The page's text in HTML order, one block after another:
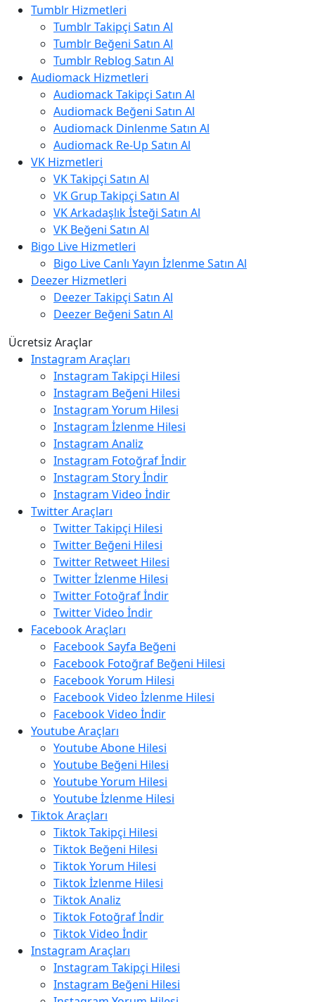
Tumblr Hizmetleri
Tumblr Takipçi Satın Al
Tumblr Beğeni Satın Al
Tumblr Reblog Satın Al
Audiomack Hizmetleri
Audiomack Takipçi Satın Al
Audiomack Beğeni Satın Al
Audiomack Dinlenme Satın Al
Audiomack Re-Up Satın Al
VK Hizmetleri
VK Takipçi Satın Al
VK Grup Takipçi Satın Al
VK Arkadaşlık İsteği Satın Al
VK Beğeni Satın Al
Bigo Live Hizmetleri
Bigo Live Canlı Yayın İzlenme Satın Al
Deezer Hizmetleri
Deezer Takipçi Satın Al
Deezer Beğeni Satın Al
Ücretsiz Araçlar
Instagram Araçları
Instagram Takipçi Hilesi
Instagram Beğeni Hilesi
Instagram Yorum Hilesi
Instagram İzlenme Hilesi
Instagram Analiz
Instagram Fotoğraf İndir
Instagram Story İndir
Instagram Video İndir
Twitter Araçları
Twitter Takipçi Hilesi
Twitter Beğeni Hilesi
Twitter Retweet Hilesi
Twitter İzlenme Hilesi
Twitter Fotoğraf İndir
Twitter Video İndir
Facebook Araçları
Facebook Sayfa Beğeni
Facebook Fotoğraf Beğeni Hilesi
Facebook Yorum Hilesi
Facebook Video İzlenme Hilesi
Facebook Video İndir
Youtube Araçları
Youtube Abone Hilesi
Youtube Beğeni Hilesi
Youtube Yorum Hilesi
Youtube İzlenme Hilesi
Tiktok Araçları
Tiktok Takipçi Hilesi
Tiktok Beğeni Hilesi
Tiktok Yorum Hilesi
Tiktok İzlenme Hilesi
Tiktok Analiz
Tiktok Fotoğraf İndir
Tiktok Video İndir
Instagram Araçları
Instagram Takipçi Hilesi
Instagram Beğeni Hilesi